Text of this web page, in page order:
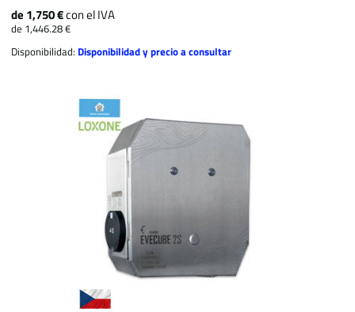
de 1,750 €con el IVA
de 1,446.28 €
Disponibilidad: Disponibilidad y precio a consultar